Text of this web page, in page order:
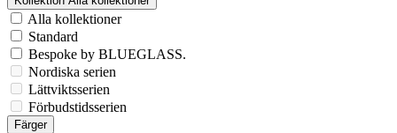
Alla kollektioner
Standard
Bespoke by BLUEGLASS.
Nordiska serien
Lättviktsserien
Förbudstidsserien
Färger